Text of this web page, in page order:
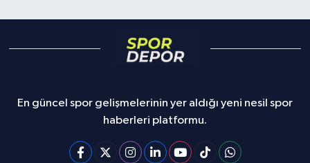
En güncel spor gelişmelerinin yer aldığı yeni nesil spor
haberleri platformu.